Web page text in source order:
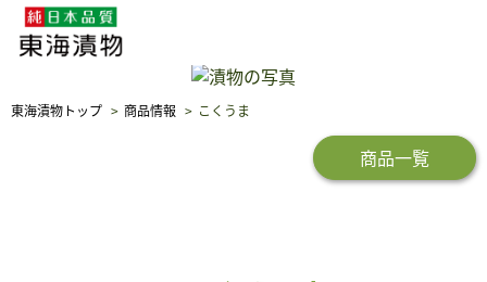
東海漬物トップ 商品情報 こくうま
商品一覧